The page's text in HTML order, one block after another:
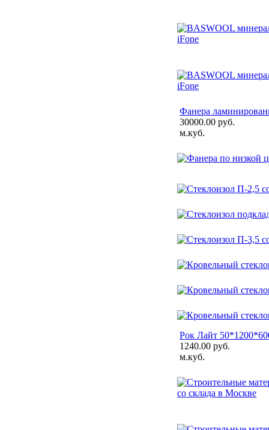
Фанера
30000.00 руб.
м.куб.
Рок Лайт
1240.00 руб.
м.куб.